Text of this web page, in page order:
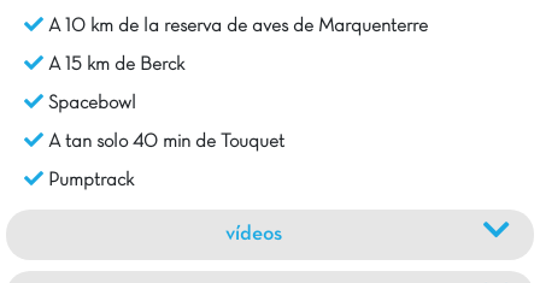
A 10 km de la reserva de aves de Marquenterre
A 15 km de Berck
Spacebowl
A tan solo 40 min de Touquet
Pumptrack
vídeos